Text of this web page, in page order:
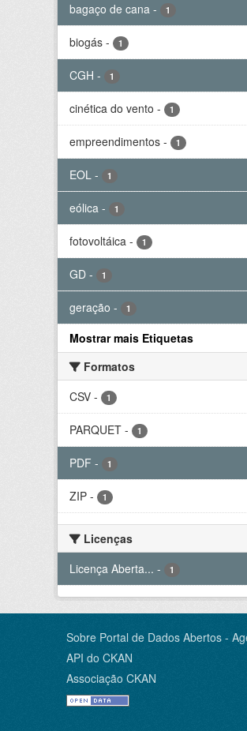
bagaço de cana - 1
biogás - 1
CGH - 1
cinética do vento - 1
empreendimentos - 1
EOL - 1
eólica - 1
fotovoltáica - 1
GD - 1
geração - 1
Mostrar mais Etiquetas
Formatos
CSV - 1
PARQUET - 1
PDF - 1
ZIP - 1
Licenças
Licença Aberta... - 1
Sobre Portal de Dados Abertos -
API do CKAN
Associação CKAN